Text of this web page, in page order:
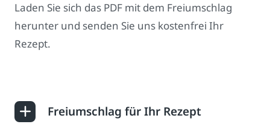
Laden Sie sich das PDF mit dem Freiumschlag
herunter und senden Sie uns kostenfrei Ihr
Rezept.
Freiumschlag für Ihr Rezept